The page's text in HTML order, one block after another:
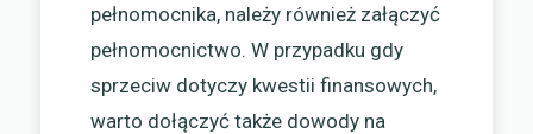
pełnomocnika, należy również załączyć
pełnomocnictwo. W przypadku gdy
sprzeciw dotyczy kwestii finansowych,
warto dołączyć także dowody na